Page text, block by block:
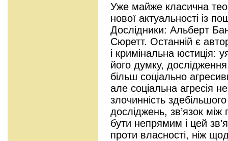
Уже майже класична
нової актуальності із
Дослідники: Альберт
Сюретт. Останній є
і кримінальна юстиція:
його думку,
більш соціально
але соціальна агресія
злочинність
досліджень, зв’язок
бути непрямим і цей
проти власності, ніж